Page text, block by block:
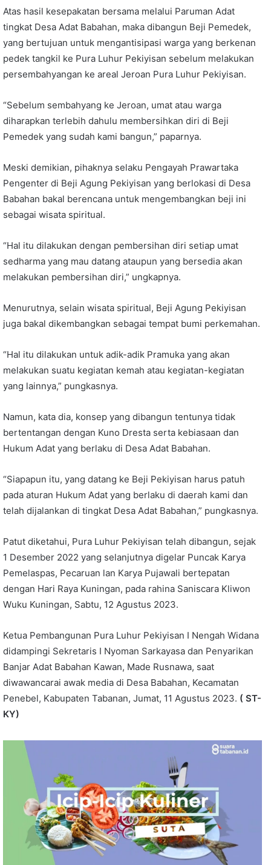
Atas hasil kesepakatan bersama melalui Paruman Adat
tingkat Desa Adat Babahan, maka dibangun Beji Pemedek,
yang bertujuan untuk mengantisipasi warga yang berkenan
pedek tangkil ke Pura Luhur Pekiyisan sebelum melakukan
persembahyangan ke areal Jeroan Pura Luhur Pekiyisan.
“Sebelum sembahyang ke Jeroan, umat atau warga
diharapkan terlebih dahulu membersihkan diri di Beji
Pemedek yang sudah kami bangun,” paparnya.
Meski demikian, pihaknya selaku Pengayah Prawartaka
Pengenter di Beji Agung Pekiyisan yang berlokasi di Desa
Babahan bakal berencana untuk mengembangkan beji ini
sebagai wisata spiritual.
“Hal itu dilakukan dengan pembersihan diri setiap umat
sedharma yang mau datang ataupun yang bersedia akan
melakukan pembersihan diri,” ungkapnya.
Menurutnya, selain wisata spiritual, Beji Agung Pekiyisan
juga bakal dikembangkan sebagai tempat bumi perkemahan.
“Hal itu dilakukan untuk adik-adik Pramuka yang akan
melakukan suatu kegiatan kemah atau kegiatan-kegiatan
yang lainnya,” pungkasnya.
Namun, kata dia, konsep yang dibangun tentunya tidak
bertentangan dengan Kuno Dresta serta kebiasaan dan
Hukum Adat yang berlaku di Desa Adat Babahan.
“Siapapun itu, yang datang ke Beji Pekiyisan harus patuh
pada aturan Hukum Adat yang berlaku di daerah kami dan
telah dijalankan di tingkat Desa Adat Babahan,” pungkasnya.
Patut diketahui, Pura Luhur Pekiyisan telah dibangun, sejak
1 Desember 2022 yang selanjutnya digelar Puncak Karya
Pemelaspas, Pecaruan lan Karya Pujawali bertepatan
dengan Hari Raya Kuningan, pada rahina Saniscara Kliwon
Wuku Kuningan, Sabtu, 12 Agustus 2023.
Ketua Pembangunan Pura Luhur Pekiyisan I Nengah Widana
didampingi Sekretaris I Nyoman Sarkayasa dan Penyarikan
Banjar Adat Babahan Kawan, Made Rusnawa, saat
diwawancarai awak media di Desa Babahan, Kecamatan
Penebel, Kabupaten Tabanan, Jumat, 11 Agustus 2023. ( ST-
KY)